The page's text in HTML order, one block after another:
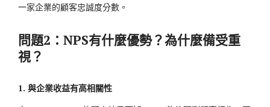
一家企業的顧客忠誠度分數。
問題2：NPS有什麼優勢？為什麼備受重
視？
1. 與企業收益有高相關性